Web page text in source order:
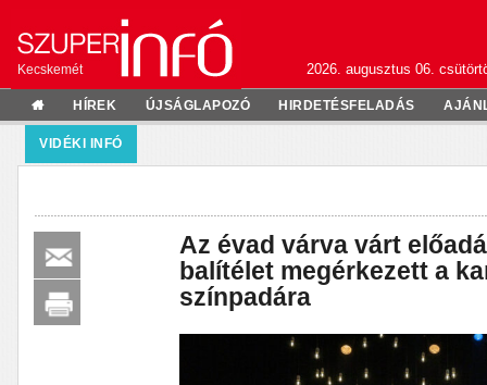
Kecskemét 2026. augusztus 06.
HÍREK ÚJSÁGLAPOZÓ HIRDETÉSFELADÁS
VIDÉKI INFÓ
Az évad várva várt
balítélet megérkezett a
színpadára